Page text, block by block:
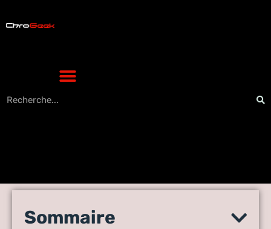
Dans quel cas utiliser
Sommaire